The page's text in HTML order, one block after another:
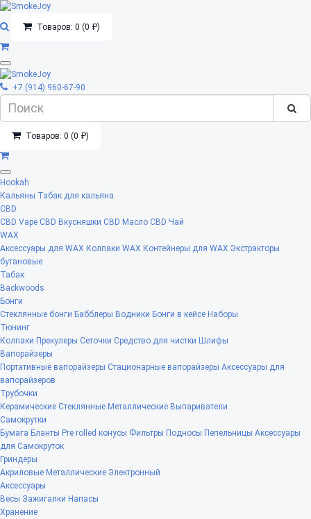
Товаров: 0 (0 ₽)
+7 (914) 960-67-90
Товаров: 0 (0 ₽)
Hookah
Кальяны Табак для кальяна
CBD
CBD Vape CBD Вкусняшки CBD Масло CBD Чай
WAX
Аксессуары для WAX Колпаки WAX Контейнеры для WAX Экстракторы
бутановые
Табак
Backwoods
Бонги
Стеклянные бонги Бабблеры Водники Бонги в кейсе Наборы
Тюнинг
Колпаки Прекулеры Сеточки Средство для чистки Шлифы
Вапорайзеры
Портативные вапорайзеры Стационарные вапорайзеры Аксессуары для
вапорайзеров
Трубочки
Керамические Стеклянные Металлические Выпариватели
Самокрутки
Бумага Бланты Pre rolled конусы Фильтры Подносы Пепельницы Аксессуары
для Самокруток
Гриндеры
Акриловые Металлические Электронный
Аксессуары
Весы Зажигалки Напасы
Хранение